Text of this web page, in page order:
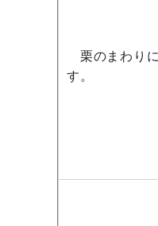
栗のまわり
す。